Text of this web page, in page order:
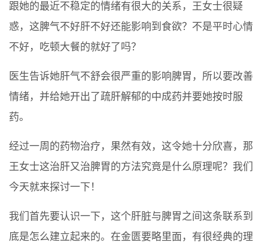
跟她的最近不稳定的情绪有很大的关系，王女士很疑
惑，这脾气不好肝不好还能影响到食欲？不是平时心情
不好，吃顿大餐的就好了吗？
医生告诉她肝气不舒会很严重的影响脾胃，所以要改善
情绪，并给她开出了疏肝解郁的中成药并要她按时服
药。
经过一周的药物治疗，果然有效，这令她十分欣喜，那
王女士这治肝又治脾胃的方法究竟是什么原理呢？我们
今天就来探讨一下！
我们首先要认识一下，这个肝脏与脾胃之间这条联系到
底是怎么建立起来的。在金匮要略里面，有很经典的理